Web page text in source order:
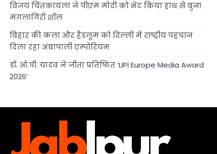
विजय चिंतकायला ने पीएम मोदी को भेंट किया हाथ से बुना
मंगलागिरी शॉल
बिहार की कला और हैंडलूम को दिल्ली में राष्ट्रीय पहचान
दिला रहा अंबापाली एम्पोरियम
डॉ. ओ.पी. यादव ने जीता प्रतिष्ठित ‘LIPI Europe Media Award
2026’